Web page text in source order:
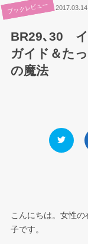
ブックレビュー 2017.03.14
BR29､30 イ
ガイド＆た
の魔法
こんにちは。女性
子です。